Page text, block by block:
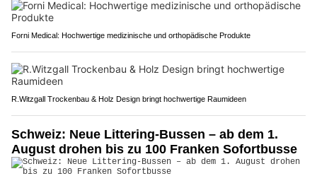
Forni Medical: Hochwertige medizinische und orthopädische Produkte
R.Witzgall Trockenbau & Holz Design bringt hochwertige Raumideen
Schweiz: Neue Littering-Bussen – ab dem 1.
August drohen bis zu 100 Franken Sofortbusse